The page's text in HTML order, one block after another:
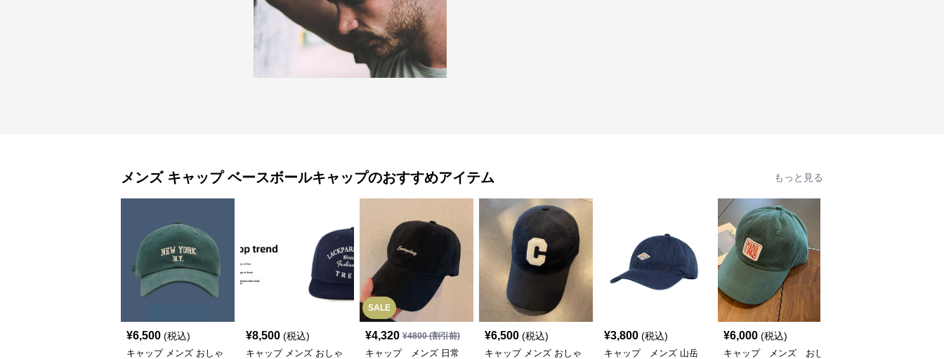
メンズ キャップ ベースボールキャップのおすすめアイテム もっと見る
¥6,500 (税込)
キャップ メンズ おしゃ
¥8,500 (税込)
キャップ メンズ おしゃ
SALE
¥4,320 ¥4800(割引前)
キャップ メンズ 日常
¥6,500 (税込)
キャップ メンズ おしゃ
¥3,800 (税込)
キャップ メンズ 山岳
¥6,000 (税込)
キャップ メンズ おし